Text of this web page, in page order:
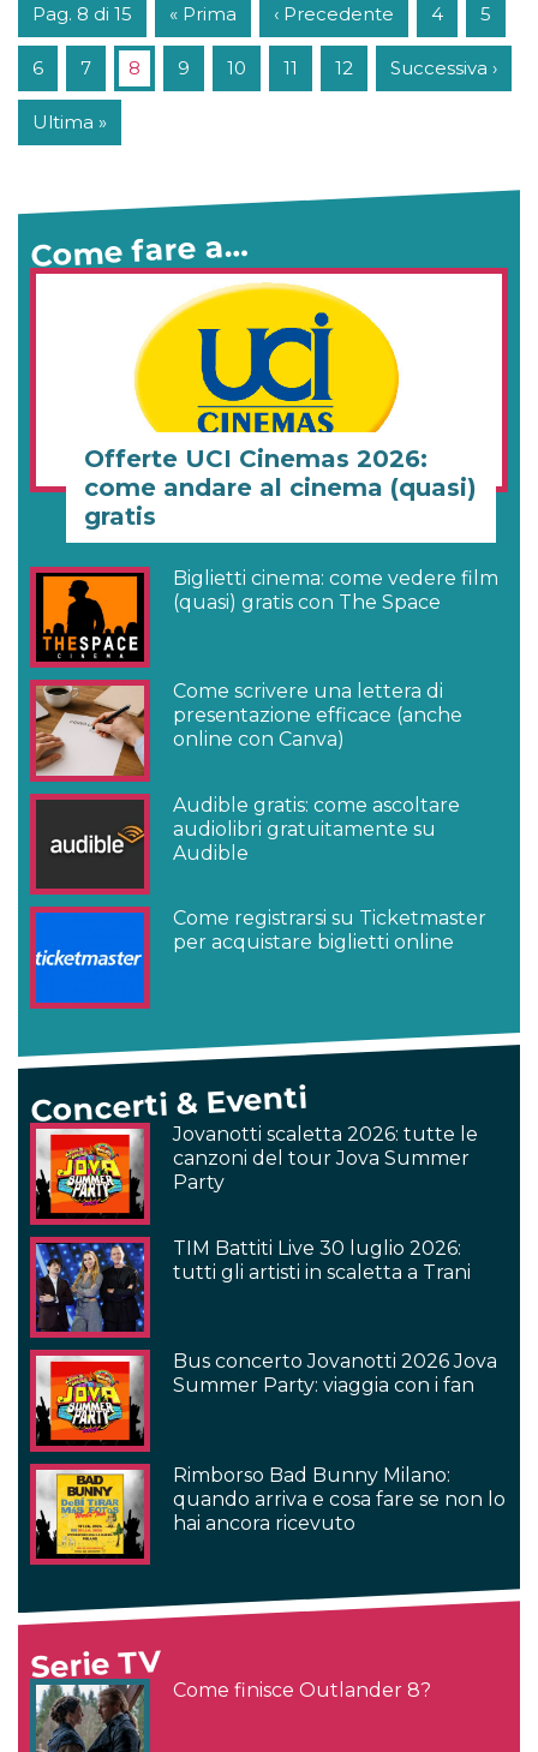
Pag. 8 di 15 « Prima ‹ Precedente 4 5
6 7 8 9 10 11 12 Successiva ›
Ultima »
Come fare a…
Offerte UCI Cinemas 2026:
come andare al cinema (quasi)
gratis
Biglietti cinema: come vedere film
(quasi) gratis con The Space
Come scrivere una lettera di
presentazione efficace (anche
online con Canva)
Audible gratis: come ascoltare
audiolibri gratuitamente su
Audible
Come registrarsi su Ticketmaster
per acquistare biglietti online
Concerti & Eventi
Jovanotti scaletta 2026: tutte le
canzoni del tour Jova Summer
Party
TIM Battiti Live 30 luglio 2026:
tutti gli artisti in scaletta a Trani
Bus concerto Jovanotti 2026 Jova
Summer Party: viaggia con i fan
Rimborso Bad Bunny Milano:
quando arriva e cosa fare se non lo
hai ancora ricevuto
Serie TV
Come finisce Outlander 8?